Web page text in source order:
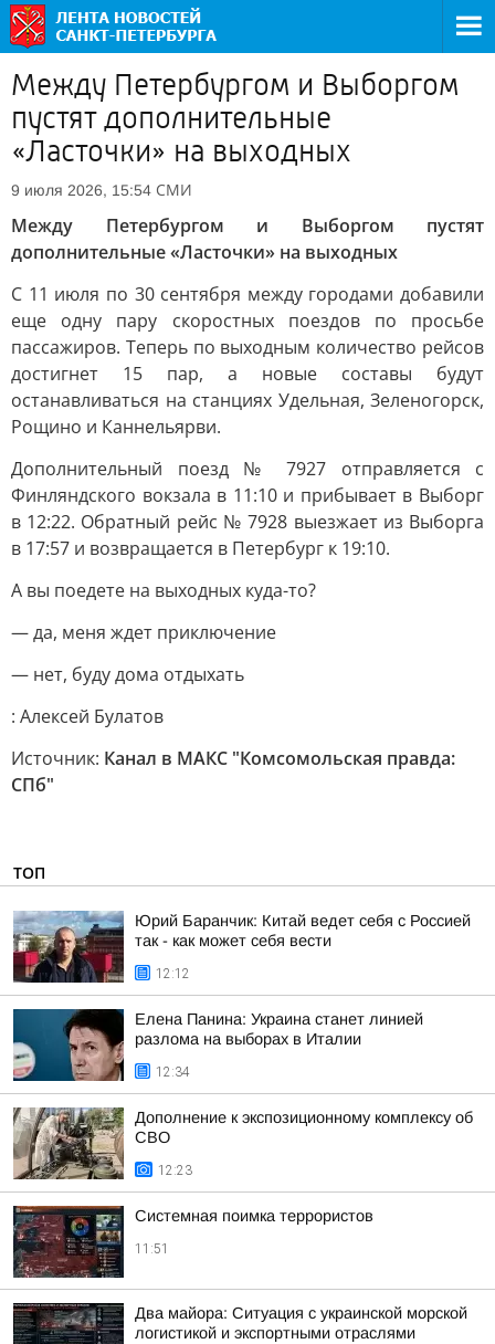
Между Петербургом и Выборгом
пустят дополнительные
«Ласточки» на выходных
9 июля 2026, 15:54 СМИ
Между Петербургом и Выборгом пустят
дополнительные «Ласточки» на выходных
С 11 июля по 30 сентября между городами добавили
еще одну пару скоростных поездов по просьбе
пассажиров. Теперь по выходным количество рейсов
достигнет 15 пар, а новые составы будут
останавливаться на станциях Удельная, Зеленогорск,
Рощино и Каннельярви.
Дополнительный поезд № 7927 отправляется с
Финляндского вокзала в 11:10 и прибывает в Выборг
в 12:22. Обратный рейс № 7928 выезжает из Выборга
в 17:57 и возвращается в Петербург к 19:10.
А вы поедете на выходных куда-то?
— да, меня ждет приключение
— нет, буду дома отдыхать
: Алексей Булатов
Источник: Канал в МАКС "Комсомольская правда:
СПб"
ТОП
Юрий Баранчик: Китай ведет себя с Россией
так - как может себя вести
12:12
Елена Панина: Украина станет линией
разлома на выборах в Италии
12:34
Дополнение к экспозиционному комплексу об
СВО
12:23
Системная поимка террористов
11:51
Два майора: Ситуация с украинской морской
логистикой и экспортными отраслями